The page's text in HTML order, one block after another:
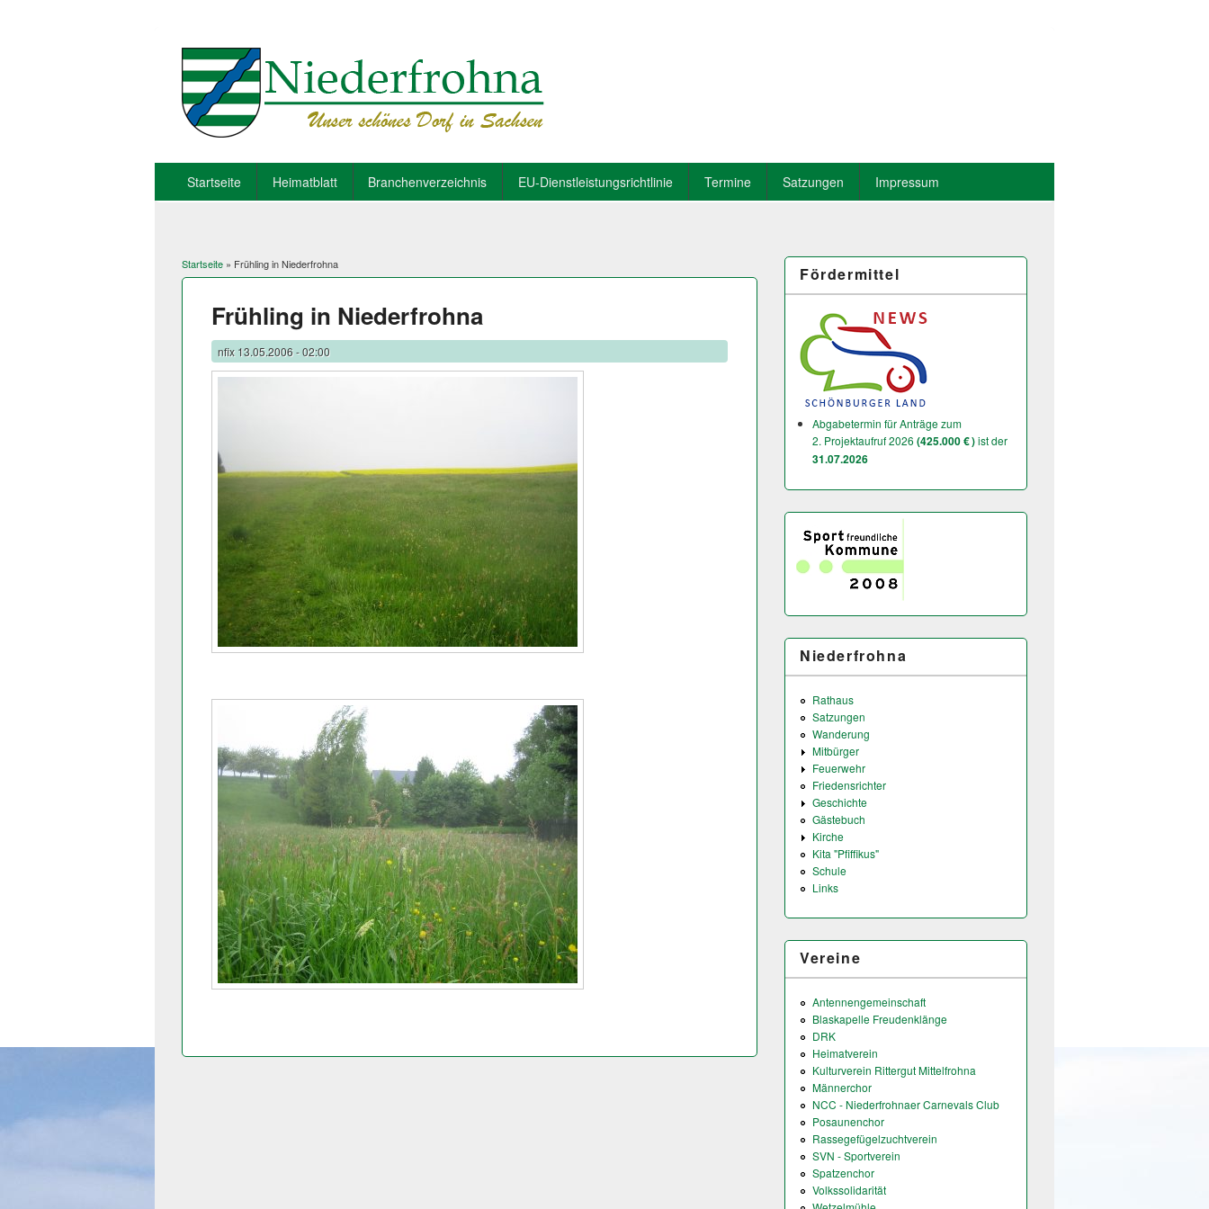
Startseite Heimatblatt Branchenverzeichnis EU-Dienstleistungsrichtlinie Termine Satzungen Impressum
Sie sind hier
Startseite » Frühling in Niederfrohna
Frühling in Niederfrohna
nfix 13.05.2006 - 02:00
Fördermittel
Abgabetermin für Anträge zum
2. Projektaufruf 2026 (425.000 € )ist der
31.07.2026
Niederfrohna
Rathaus
Satzungen
Wanderung
Mitbürger
Feuerwehr
Friedensrichter
Geschichte
Gästebuch
Kirche
Kita "Pfiffikus"
Schule
Links
Vereine
Antennengemeinschaft
Blaskapelle Freudenklänge
DRK
Heimatverein
Kulturverein Rittergut Mittelfrohna
Männerchor
NCC - Niederfrohnaer Carnevals Club
Posaunenchor
Rassegefügelzuchtverein
SVN - Sportverein
Spatzenchor
Volkssolidarität